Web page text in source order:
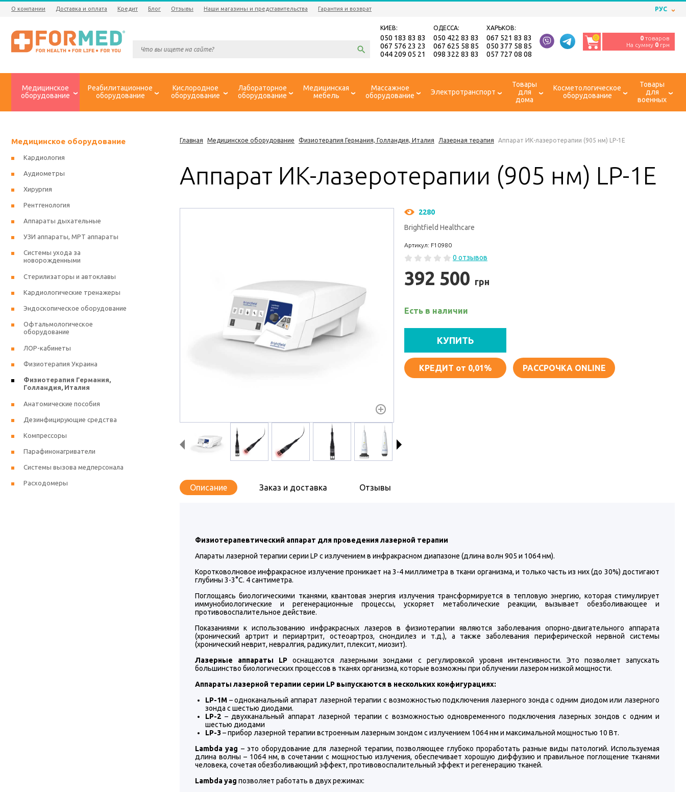
О компании Доставка и оплата Кредит Блог Отзывы Наши магазины и представительства Гарантия и возврат РУС
КИЕВ:
050 183 83 83
067 576 23 23
044 209 05 21
ОДЕССА:
050 422 83 83
067 625 58 85
098 322 83 83
ХАРЬКОВ:
067 521 83 83
050 377 58 85
057 727 08 08
0 0 товаров
На сумму 0 грн
Медицинское
оборудование
Реабилитационное
оборудование
Кислородное
оборудование
Лабораторное
оборудование
Медицинская
мебель
Массажное
оборудование
Электротранспорт
Товары
для
дома
Косметологическое
оборудование
Товары
для
военных
Главная Медицинское оборудование Физиотерапия Германия, Голландия, Италия Лазерная терапия Аппарат ИК-лазеротерапии (905 нм) LP-1E
Аппарат ИК-лазеротерапии (905 нм) LP-1E
2280
Brightfield Healthcare
Артикул: F10980
0 отзывов
392 500 грн
Есть в наличии
КУПИТЬ
КРЕДИТ от 0,01% РАССРОЧКА ONLINE
Описание Заказ и доставка Отзывы
Физиотерапевтический аппарат для проведения лазерной терапии
Апараты лазерной терапии серии LP с излучением в инфракрасном диапазоне (длина волн 905 и 1064 нм).
Коротковолновое инфракрасное излучение проникает на 3-4 миллиметра в ткани организма, и только часть из них (до 30%) достигают
глубины 3-3°С. 4 сантиметра.
Поглощаясь биологическими тканями, квантовая энергия излучения трансформируется в тепловую энергию, которая стимулирует
иммунобиологические и регенерационные процессы, ускоряет метаболические реакции, вызывает обезболивающее и
противовоспалительное действие.
Показаниями к использованию инфракрасных лазеров в физиотерапии являются заболевания опорно-двигательного аппарата
(хронический артрит и периартрит, остеоартроз, снондилез и т.д.), а также заболевания периферической нервной системы
(хронический неврит, невралгия, радикулит, плексит, миозит).
Лазерные аппараты LP оснащаются лазерными зондами с регулировкой уровня интенсивности. Это позволяет запускать
большинство биологических процессов в тканях организма, которые возможны при облучении лазером низкой мощности.
Аппараты лазерной терапии серии LP выпускаются в нескольких конфигурациях:
LP-1M – одноканальный аппарат лазерной терапии с возможностью подключения лазерного зонда с одним диодом или лазерного
зонда с шестью диодами.
LP-2 – двухканальный аппарат лазерной терапии с возможностью одновременного подключения лазерных зондов с одним и
шестью диодами
LP-3 – прибор лазерной терапии встроенным лазерным зондом с излучением 1064 нм и максимальной мощностью 10 Вт.
Lambda yag – это оборудование для лазерной терапии, позволяющее глубоко проработать разные виды патологий. Используемая
длина волны – 1064 нм, в сочетании с мощностью излучения, обеспечивает хорошую диффузию и правильное поглощение тканями
человека, сочетая обезболивающий эффект, противовоспалительный эффект и регенерацию тканей.
Lambda yag позволяет работать в двух режимах:
Медицинское оборудование
Кардиология
Аудиометры
Хирургия
Рентгенология
Аппараты дыхательные
УЗИ аппараты, МРТ аппараты
Системы ухода за
новорожденными
Стерилизаторы и автоклавы
Кардиологические тренажеры
Эндоскопическое оборудование
Офтальмологическое
оборудование
ЛОР-кабинеты
Физиотерапия Украина
Физиотерапия Германия,
Голландия, Италия
Анатомические пособия
Дезинфицирующие средства
Компрессоры
Парафинонагриватели
Системы вызова медперсонала
Расходомеры